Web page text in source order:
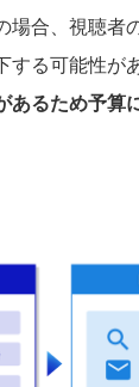
場合、視聴者
する可能性が
あるため予算